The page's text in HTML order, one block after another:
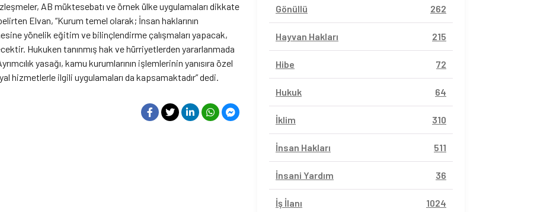
AB müktesebatı ve örnek ülke uygulamaları dikkate
Elvan, “Kurum temel olarak; İnsan haklarının
yönelik eğitim ve bilinçlendirme çalışmaları yapacak,
Hukuken tanınmış hak ve hürriyetlerden yararlanmada
yasağı, kamu kurumlarının işlemlerinin yanısıra özel
ilgili uygulamaları da kapsamaktadır” dedi.
Gönüllü 262
Hayvan Hakları 215
Hibe 72
Hukuk 64
İklim 310
İnsan Hakları 511
İnsani Yardım 36
İş İlanı 1024